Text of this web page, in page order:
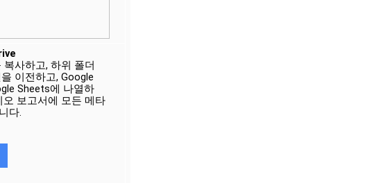
사하고, 하위 폴더
이전하고, Google
Sheets에 나열하
오 보고서에 모든 메타
다.